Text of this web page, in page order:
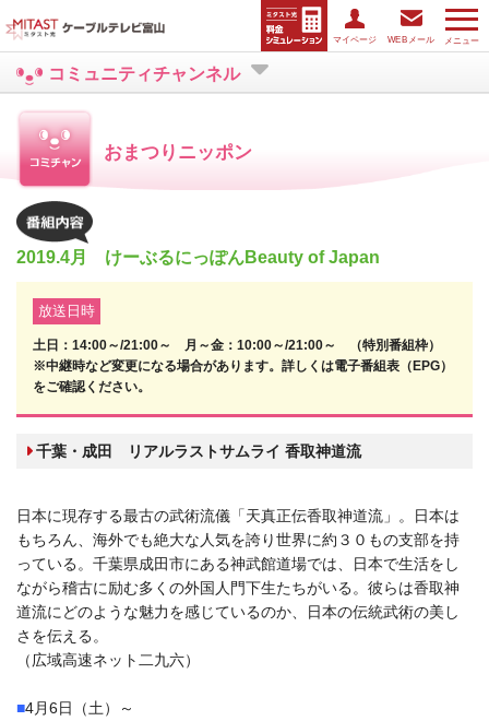
メニュー
マイページ WEBメール
コミュニティチャンネル
おまつりニッポン
2019.4月 けーぶるにっぽんBeauty of Japan
放送日時
土日：14:00～/21:00～ 月～金：10:00～/21:00～ （特別番組枠）
※中継時など変更になる場合があります。詳しくは電子番組表（EPG）
をご確認ください。
千葉・成田 リアルラストサムライ 香取神道流
日本に現存する最古の武術流儀「天真正伝香取神道流」。日本は
もちろん、海外でも絶大な人気を誇り世界に約３０もの支部を持
っている。千葉県成田市にある神武館道場では、日本で生活をし
ながら稽古に励む多くの外国人門下生たちがいる。彼らは香取神
道流にどのような魅力を感じているのか、日本の伝統武術の美し
さを伝える。
（広域高速ネット二九六）
■4月6日（土）～